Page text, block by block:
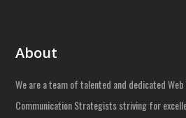
About
We are a team of talented and dedicated
Communication Strategists striving for